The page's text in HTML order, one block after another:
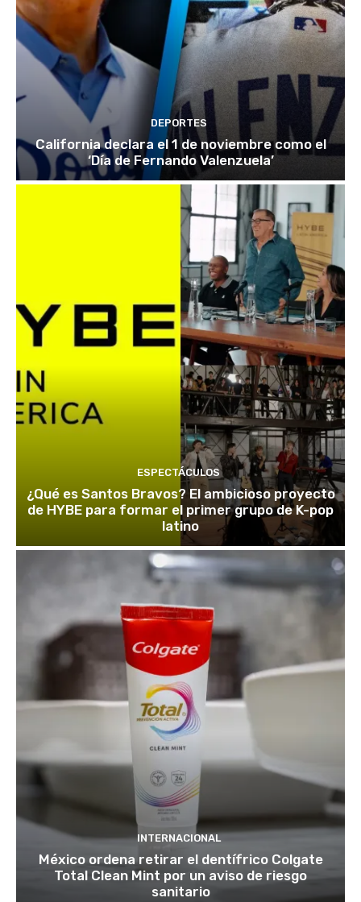
DEPORTES
California declara el 1 de noviembre como el
‘Día de Fernando Valenzuela’
ESPECTÁCULOS
¿Qué es Santos Bravos? El ambicioso proyecto
de HYBE para formar el primer grupo de K-pop
latino
INTERNACIONAL
México ordena retirar el dentífrico Colgate
Total Clean Mint por un aviso de riesgo
sanitario